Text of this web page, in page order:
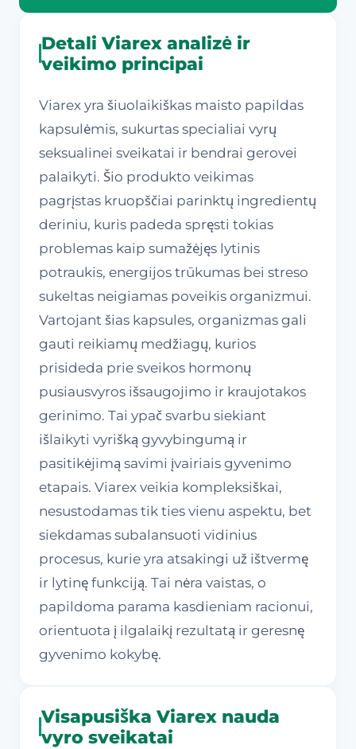
Detali Viarex analizė ir
veikimo principai
Viarex yra šiuolaikiškas maisto papildas
kapsulėmis, sukurtas specialiai vyrų
seksualinei sveikatai ir bendrai gerovei
palaikyti. Šio produkto veikimas
pagrįstas kruopščiai parinktų ingredientų
deriniu, kuris padeda spręsti tokias
problemas kaip sumažėjęs lytinis
potraukis, energijos trūkumas bei streso
sukeltas neigiamas poveikis organizmui.
Vartojant šias kapsules, organizmas gali
gauti reikiamų medžiagų, kurios
prisideda prie sveikos hormonų
pusiausvyros išsaugojimo ir kraujotakos
gerinimo. Tai ypač svarbu siekiant
išlaikyti vyrišką gyvybingumą ir
pasitikėjimą savimi įvairiais gyvenimo
etapais. Viarex veikia kompleksiškai,
nesustodamas tik ties vienu aspektu, bet
siekdamas subalansuoti vidinius
procesus, kurie yra atsakingi už ištvermę
ir lytinę funkciją. Tai nėra vaistas, o
papildoma parama kasdieniam racionui,
orientuota į ilgalaikį rezultatą ir geresnę
gyvenimo kokybę.
Visapusiška Viarex nauda
vyro sveikatai